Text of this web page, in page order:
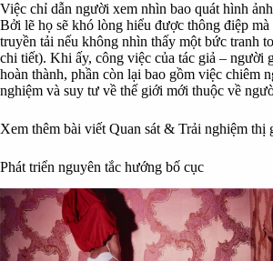
Việc chỉ dẫn người xem nhìn bao quát hình
Bởi lẽ họ sẽ khó lòng hiểu được thông điệp mà
truyền tải nếu không nhìn thấy một bức tranh
chi tiết). Khi ấy, công việc của tác giả – người
hoàn thành, phần còn lại bao gồm việc chiêm
nghiệm và suy tư về thế giới mới thuộc về
Xem thêm bài viết Quan sát & Trải nghiệm thị
Phát triển nguyên tắc hướng bố cục